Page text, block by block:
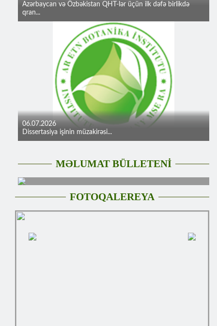
Azərbaycan və Özbəkistan QHT-lər üçün ilk dəfə birlikdə
qran...
06.07.2026
Dissertasiya işinin müzakirəsi...
MƏLUMAT BÜLLETENİ
FOTOQALEREYA